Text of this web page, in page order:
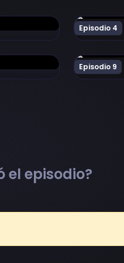
Bear Episodio 3
Episodio 4
Ver Kuma
Bear Episodio 8
Episodio 9
Ver Kuma
el episodio?